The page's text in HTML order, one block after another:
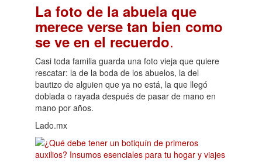
La foto de la abuela que
merece verse tan bien como
se ve en el recuerdo.
Casi toda familia guarda una foto vieja que quiere
rescatar: la de la boda de los abuelos, la del
bautizo de alguien que ya no está, la que llegó
doblada o rayada después de pasar de mano en
mano por años.
Lado.mx